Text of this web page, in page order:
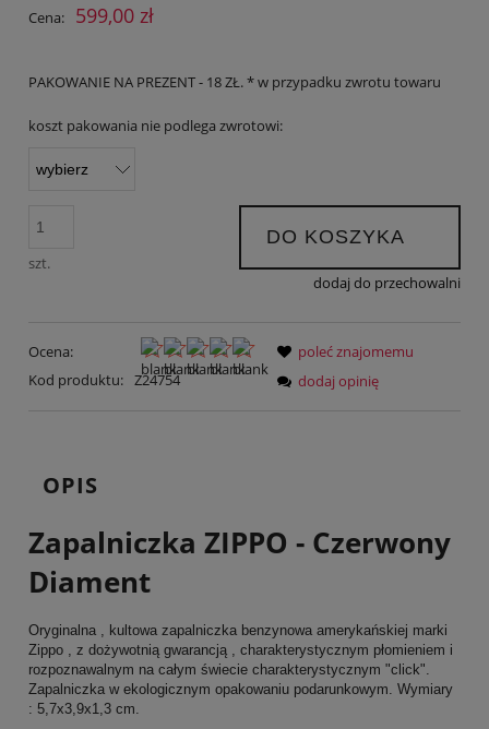
Cena: 599,00 zł
PAKOWANIE NA PREZENT - 18 ZŁ. * w przypadku zwrotu towaru
koszt pakowania nie podlega zwrotowi:
szt.
DO KOSZYKA
dodaj do przechowalni
Ocena:
Kod produktu: Z24754
poleć znajomemu
dodaj opinię
OPIS
Zapalniczka ZIPPO - Czerwony
Diament
Oryginalna , kultowa zapalniczka benzynowa amerykańskiej marki
Zippo , z dożywotnią gwarancją , charakterystycznym płomieniem i
rozpoznawalnym na całym świecie charakterystycznym "click".
Zapalniczka w ekologicznym opakowaniu podarunkowym. Wymiary
: 5,7x3,9x1,3 cm.